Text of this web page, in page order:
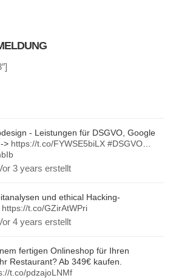
- Leistungen für DSGVO, Google
> https://t.co/FYWSE5biLX #DSGVO
3 years erstellt
und ethical Hacking-
https://t.co/GZirAtWPri
4 years erstellt
fertigen Onlineshop für Ihren
Restaurant? Ab 349€ kaufen.
t.co/pdzajoLNMf